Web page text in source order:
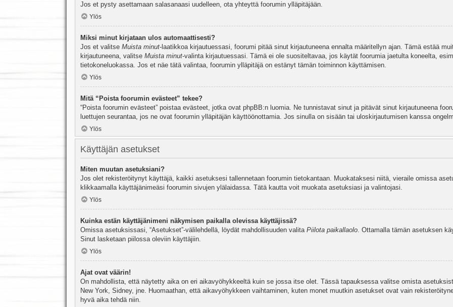
Jos et pysty asettamaan salasanaasi uudelleen, ota yhteyttä foorumin ylläpitäjään.
Ylös
Miksi minut kirjataan ulos automaattisesti?
Jos et valitse Muista minut-laatikkoa kirjautuessasi, foorumi pitää sinut kirjautuneena ennalta määritellyn ajan. Tämä estää
kirjautuneena, valitse Muista minut-valinta kirjautuessasi. Tämä ei ole suositeltavaa, jos käytät foorumia jaetulta koneelta,
tietokoneluokassa. Jos et näe tätä valintaa, foorumin ylläpitäjä on estänyt tämän toiminnon käyttämisen.
Ylös
Mitä “Poista foorumin evästeet” tekee?
“Poista foorumin evästeet” poistaa evästeet, jotka ovat phpBB:n luomia. Ne tunnistavat sinut ja pitävät sinut kirjautuneena
luettujen seurantaa, jos ne ovat foorumin ylläpitäjän käyttöönottamia. Jos sinulla on sisään tai uloskirjautumisen kanssa
Ylös
Käyttäjän asetukset
Miten muutan asetuksiani?
Jos olet rekisteröitynyt käyttäjä, kaikki asetuksesi tallennetaan foorumin tietokantaan. Muokataksesi niitä, vieraile omissa
klikkaamalla käyttäjänimeäsi foorumin sivujen ylälaidassa. Tätä kautta voit muokata asetuksiasi ja valintojasi.
Ylös
Kuinka estän käyttäjänimeni näkymisen paikalla olevissa käyttäjissä?
Omissa asetuksissasi, “Asetukset”-välilehdellä, löydät mahdollisuuden valita Piilota paikallaolo. Ottamalla tämän asetuksen
Sinut lasketaan piilossa oleviin käyttäjiin.
Ylös
Ajat ovat väärin!
On mahdollista, että näytetty aika on eri aikavyöhykkeeltä kuin se jossa itse olet. Tässä tapauksessa valitse omista
New York, Sidney, jne. Huomaathan, että aikavyöhykkeen vaihtaminen, kuten monet muutkin asetukset ovat vain
hyvä aika tehdä niin.